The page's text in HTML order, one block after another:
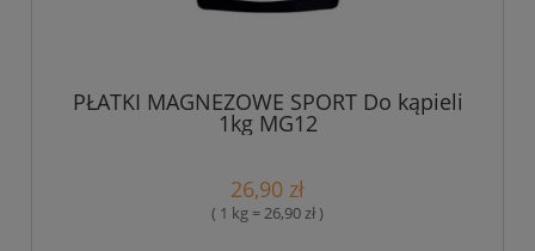
PŁATKI MAGNEZOWE SPORT Do kąpieli
1kg MG12
26,90 zł
( 1 kg = 26,90 zł )